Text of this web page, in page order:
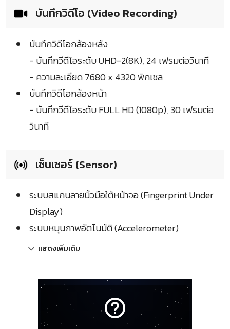
บันทึกวิดีโอ (Video Recording)
บันทึกวิดีโอกล้องหลัง
- บันทึกวีดีโอระดับ UHD-2(8K), 24 เฟรมต่อวินาที
- ความละเอียด 7680 x 4320 พิกเซล
บันทึกวิดีโอกล้องหน้า
- บันทึกวีดีโอระดับ FULL HD (1080p), 30 เฟรมต่อ
วินาที
เซ็นเซอร์ (Sensor)
ระบบสแกนลายนิ้วมือใต้หน้าจอ (Fingerprint Under
Display)
ระบบหมุนภาพอัตโนมัติ (Accelerometer)
แสดงเพิ่มเติม
help_outline